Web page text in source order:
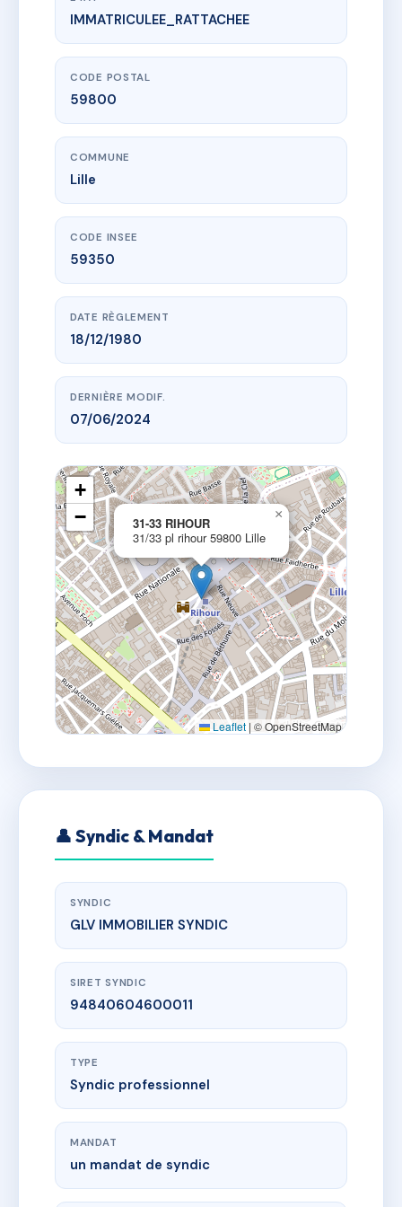
www.vme.plus/AC6703987
31-33 RIHOUR
31/33 pl rihour
IMMATRICULEE_RATTACHEE
CODE POSTAL
59800
COMMUNE
Lille
CODE INSEE
59350
DATE RÈGLEMENT
18/12/1980
DERNIÈRE MODIF.
07/06/2024
31-33 RIHOUR
31/33 pl rihour 59800 Lille
×
+
−
Leaflet | © OpenStreetMap
👤 Syndic & Mandat
SYNDIC
GLV IMMOBILIER SYNDIC
SIRET SYNDIC
94840604600011
TYPE
Syndic professionnel
MANDAT
un mandat de syndic